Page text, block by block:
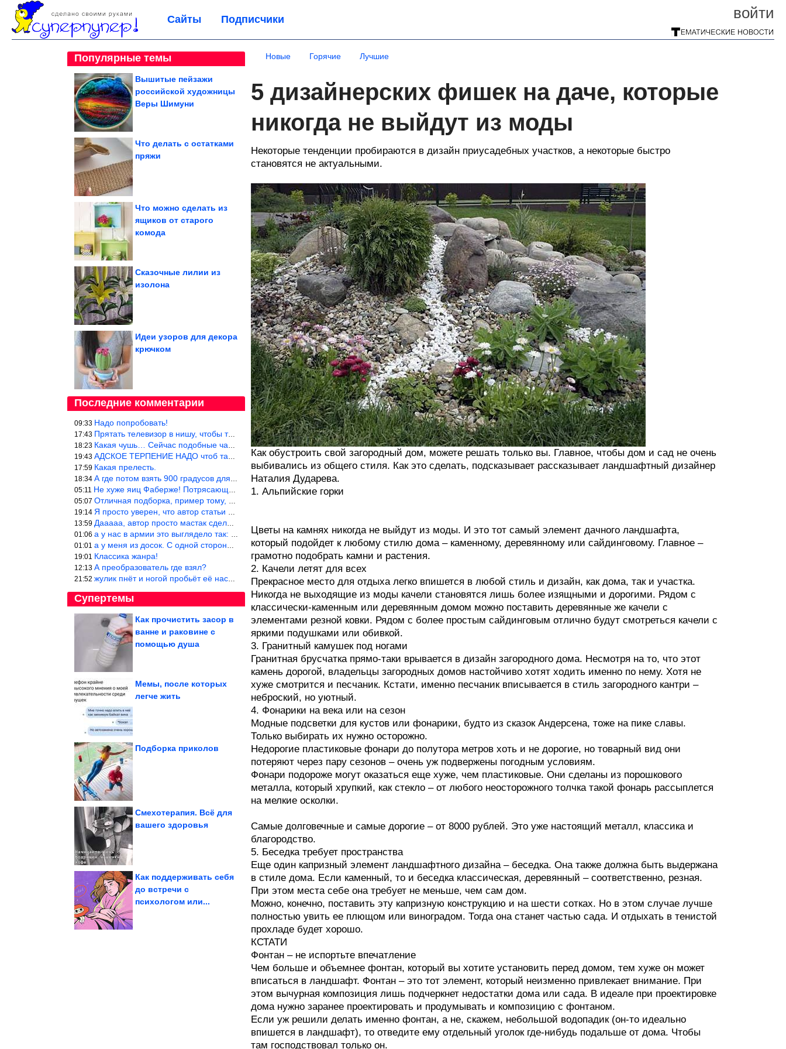
войти
Сайты Подписчики
Популярные темы
Вышитые пейзажи
российской художницы
Веры Шимуни
Что делать с остатками
пряжи
Что можно сделать из
ящиков от старого
комода
Сказочные лилии из
изолона
Идеи узоров для декора
крючком
Последние комментарии
09:33 Надо попробовать!
17:43 Прятать телевизор в нишу, чтобы тепло от ТВ не отводилось и теле
18:23 Какая чушь… Сейчас подобные часы в магазине стоят меньше 10 долл
19:43 АДСКОЕ ТЕРПЕНИЕ НАДО чтоб такое вышить
17:59 Какая прелесть.
18:34 А где потом взять 900 градусов для обжига?
05:11 Не хуже яиц Фаберже! Потрясающе!!! Молодчина....!!!
05:07 Отличная подборка, пример тому, чем можно и сейчас заниматься…
19:14 Я просто уверен, что автор статьи никогда не будет использовать
13:59 Дааааа, автор просто мастак сделать интригу на ровном месте! А н
01:06 а у нас в армии это выглядело так: снизу полозья из сваренные тр
01:01 а у меня из досок. С одной стороны сарай, а другая половина — ду
19:01 Классика жанра!
12:13 А преобразователь где взял?
21:52 жулик пнёт и ногой пробьёт её насквозь. Но даже если и никогда н
Супертемы
Повара раскрыли
текстуры. Молочная...
Как прочистить засор в
ванне и раковине с
помощью душа
Мемы, после которых
легче жить
Подборка приколов
Смехотерапия. Всё для
вашего здоровья
«банановой
Как поддерживать себя
до встречи с
психологом или...
Новые Горячие Лучшие
5 дизайнерских фишек на даче, которые
никогда не выйдут из моды
Некоторые тенденции пробираются в дизайн приусадебных участков, а некоторые быстро
становятся не актуальными.
Как обустроить свой загородный дом, можете решать только вы. Главное, чтобы дом и сад не очень
выбивались из общего стиля. Как это сделать, подсказывает рассказывает ландшафтный дизайнер
Наталия Дударева.
1. Альпийские горки
Цветы на камнях никогда не выйдут из моды. И это тот самый элемент дачного ландшафта,
который подойдет к любому стилю дома – каменному, деревянному или сайдинговому. Главное –
грамотно подобрать камни и растения.
2. Качели летят для всех
Прекрасное место для отдыха легко впишется в любой стиль и дизайн, как дома, так и участка.
Никогда не выходящие из моды качели становятся лишь более изящными и дорогими. Рядом с
классически-каменным или деревянным домом можно поставить деревянные же качели с
элементами резной ковки. Рядом с более простым сайдинговым отлично будут смотреться качели с
яркими подушками или обивкой.
3. Гранитный камушек под ногами
Гранитная брусчатка прямо-таки врывается в дизайн загородного дома. Несмотря на то, что этот
камень дорогой, владельцы загородных домов настойчиво хотят ходить именно по нему. Хотя не
хуже смотрится и песчаник. Кстати, именно песчаник вписывается в стиль загородного кантри –
неброский, но уютный.
4. Фонарики на века или на сезон
Модные подсветки для кустов или фонарики, будто из сказок Андерсена, тоже на пике славы.
Только выбирать их нужно осторожно.
Недорогие пластиковые фонари до полутора метров хоть и не дорогие, но товарный вид они
потеряют через пару сезонов – очень уж подвержены погодным условиям.
Фонари подороже могут оказаться еще хуже, чем пластиковые. Они сделаны из порошкового
металла, который хрупкий, как стекло – от любого неосторожного толчка такой фонарь рассыплется
на мелкие осколки.
Самые долговечные и самые дорогие – от 8000 рублей. Это уже настоящий металл, классика и
благородство.
5. Беседка требует пространства
Еще один капризный элемент ландшафтного дизайна – беседка. Она также должна быть выдержана
в стиле дома. Если каменный, то и беседка классическая, деревянный – соответственно, резная.
При этом места себе она требует не меньше, чем сам дом.
Можно, конечно, поставить эту капризную конструкцию и на шести сотках. Но в этом случае лучше
полностью увить ее плющом или виноградом. Тогда она станет частью сада. И отдыхать в тенистой
прохладе будет хорошо.
КСТАТИ
Фонтан – не испортьте впечатление
Чем больше и объемнее фонтан, который вы хотите установить перед домом, тем хуже он может
вписаться в ландшафт. Фонтан – это тот элемент, который неизменно привлекает внимание. При
этом вычурная композиция лишь подчеркнет недостатки дома или сада. В идеале при проектировке
дома нужно заранее проектировать и продумывать и композицию с фонтаном.
Если уж решили делать именно фонтан, а не, скажем, небольшой водопадик (он-то идеально
впишется в ландшафт), то отведите ему отдельный уголок где-нибудь подальше от дома. Чтобы
там господствовал только он.